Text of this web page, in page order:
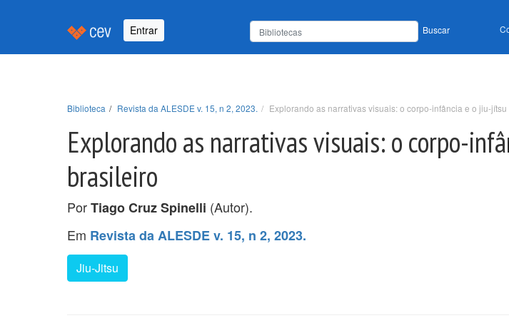
Entrar Buscar
Biblioteca Revista da ALESDE v. 15, n 2, 2023. Explorando as narrativas visuais: o corpo-infância e o jiu-
Explorando as narrativas visuais: o corpo-
brasileiro
PorTiago Cruz Spinelli (Autor).
Em Revista da ALESDE v. 15, n 2, 2023.
Jiu-Jitsu